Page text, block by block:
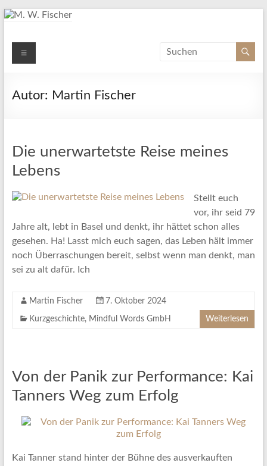
Zum
M. W. Fischer
Menü
Autor: Martin Fischer
Die unerwartetste Reise meines
Lebens
Stellt euch
vor, ihr seid 79
Jahre alt, lebt in Basel und denkt, ihr hättet schon alles
gesehen. Ha! Lasst mich euch sagen, das Leben hält immer
noch Überraschungen bereit, selbst wenn man denkt, man
sei zu alt dafür. Ich
Martin Fischer 7. Oktober 2024
Kurzgeschichte, Mindful Words GmbH Weiterlesen
Von der Panik zur Performance: Kai
Tanners Weg zum Erfolg
Kai Tanner stand hinter der Bühne des ausverkauften